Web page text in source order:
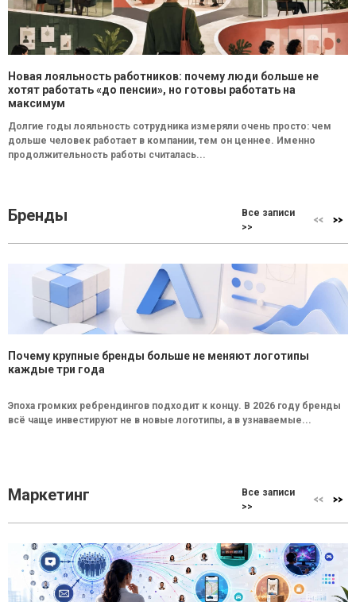
Новая лояльность работников: почему люди больше не
хотят работать «до пенсии», но готовы работать на
максимум
Долгие годы лояльность сотрудника измеряли очень просто: чем
дольше человек работает в компании, тем он ценнее. Именно
продолжительность работы считалась...
Бренды
Все записи
>>
Почему крупные бренды больше не меняют логотипы
каждые три года
Эпоха громких ребрендингов подходит к концу. В 2026 году бренды
всё чаще инвестируют не в новые логотипы, а в узнаваемые...
Маркетинг
Все записи
>>